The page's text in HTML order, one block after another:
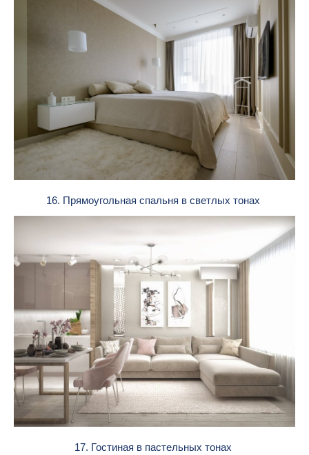
16. Прямоугольная спальня в светлых тонах
17. Гостиная в пастельных тонах